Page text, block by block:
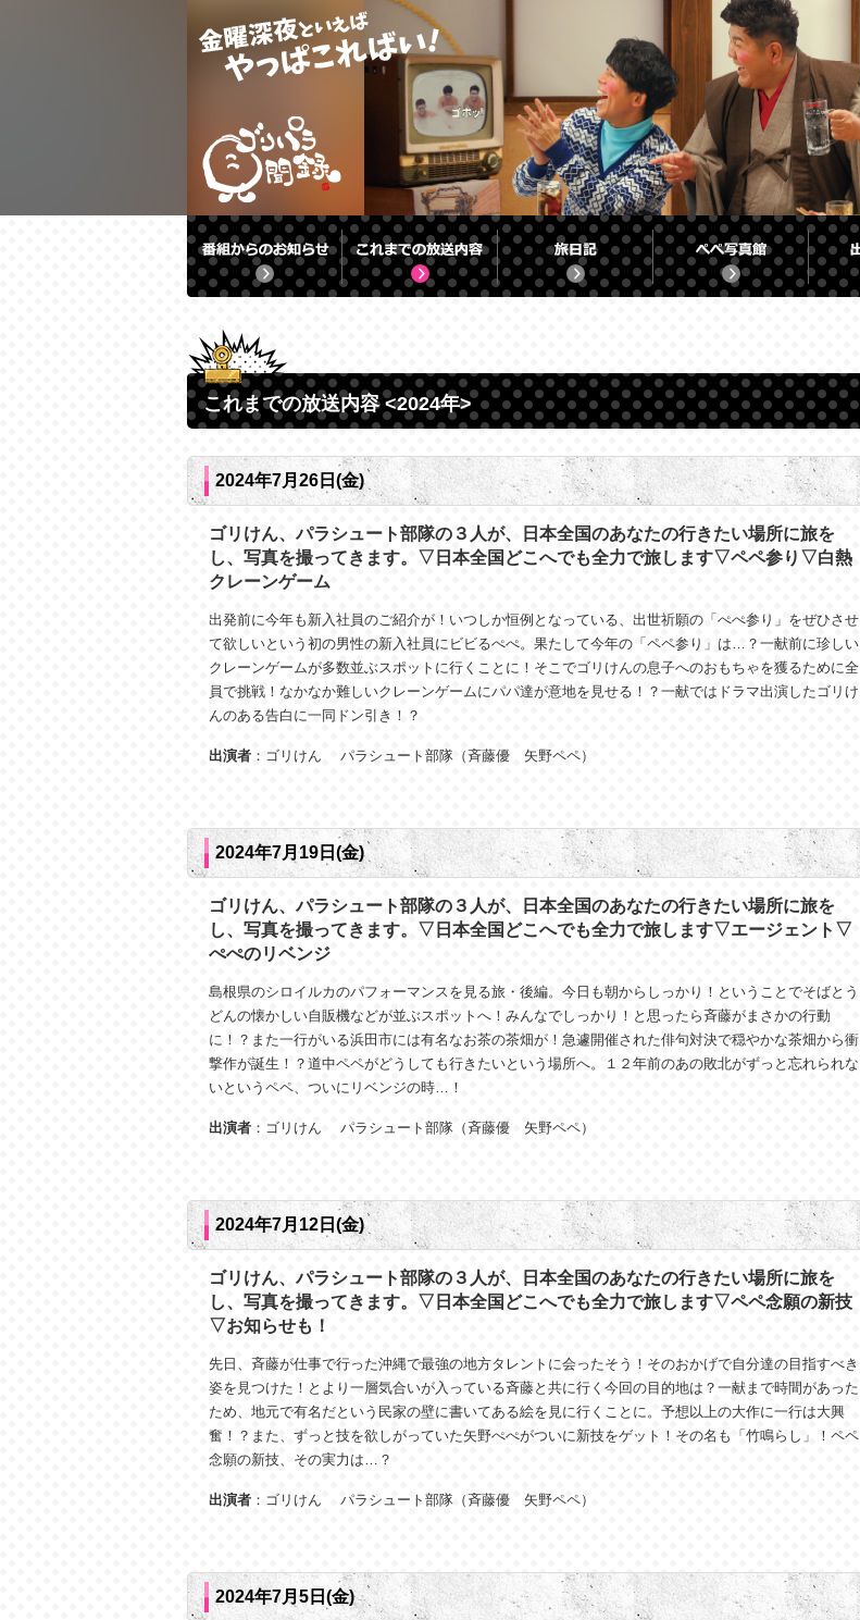
これまでの放送内容 <2024年>
2024年7月26日(金)
ゴリけん、パラシュート部隊の３人が、日本全国のあなたの行きたい場所に旅を
し、写真を撮ってきます。▽日本全国どこへでも全力で旅します▽ペペ参り▽白熱
クレーンゲーム
出発前に今年も新入社員のご紹介が！いつしか恒例となっている、出世祈願の「ぺぺ参り」をぜひさせ
て欲しいという初の男性の新入社員にビビるぺぺ。果たして今年の「ペペ参り」は…？一献前に珍しい
クレーンゲームが多数並ぶスポットに行くことに！そこでゴリけんの息子へのおもちゃを獲るために全
員で挑戦！なかなか難しいクレーンゲームにパパ達が意地を見せる！？一献ではドラマ出演したゴリけ
んのある告白に一同ドン引き！？
出演者 ：ゴリけん パラシュート部隊（斉藤優 矢野ペペ）
2024年7月19日(金)
ゴリけん、パラシュート部隊の３人が、日本全国のあなたの行きたい場所に旅を
し、写真を撮ってきます。▽日本全国どこへでも全力で旅します▽エージェント▽
ぺぺのリベンジ
島根県のシロイルカのパフォーマンスを見る旅・後編。今日も朝からしっかり！ということでそばとう
どんの懐かしい自販機などが並ぶスポットへ！みんなでしっかり！と思ったら斉藤がまさかの行動
に！？また一行がいる浜田市には有名なお茶の茶畑が！急遽開催された俳句対決で穏やかな茶畑から衝
撃作が誕生！？道中ペペがどうしても行きたいという場所へ。１２年前のあの敗北がずっと忘れられな
いというペペ、ついにリベンジの時…！
出演者 ：ゴリけん パラシュート部隊（斉藤優 矢野ペペ）
2024年7月12日(金)
ゴリけん、パラシュート部隊の３人が、日本全国のあなたの行きたい場所に旅を
し、写真を撮ってきます。▽日本全国どこへでも全力で旅します▽ペペ念願の新技
▽お知らせも！
先日、斉藤が仕事で行った沖縄で最強の地方タレントに会ったそう！そのおかげで自分達の目指すべき
姿を見つけた！とより一層気合いが入っている斉藤と共に行く今回の目的地は？一献まで時間があった
ため、地元で有名だという民家の壁に書いてある絵を見に行くことに。予想以上の大作に一行は大興
奮！？また、ずっと技を欲しがっていた矢野ぺぺがついに新技をゲット！その名も「竹鳴らし」！ペペ
念願の新技、その実力は…？
出演者 ：ゴリけん パラシュート部隊（斉藤優 矢野ペペ）
2024年7月5日(金)